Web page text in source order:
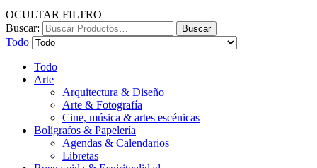
OCULTAR FILTRO
Buscar:
Buscar
Todo
Todo
Arte
Arquitectura & Diseño
Arte & Fotografía
Cine, música & artes escénicas
Bolígrafos & Papelería
Agendas & Calendarios
Libretas